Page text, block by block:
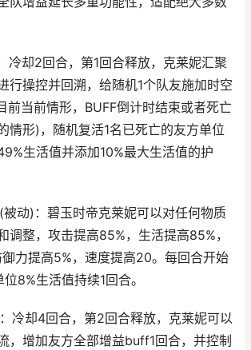
却2回合，第1回合释放，克莱妮汇聚
行操控并回溯，给随机1个队友施加时空
前当前情形，BUFF倒计时结束或者死亡
情形)，随机复活1名已死亡的友方单位
生活值并添加10%最大生活值的护
)：碧玉时帝克莱妮可以对任何物质
调整，攻击提高85%，生活提高85%，
力提高5%，速度提高20。每回合开始
8%生活值持续1回合。
却4回合，第2回合释放，克莱妮可以
，增加友方全部增益buff1回合，并控制